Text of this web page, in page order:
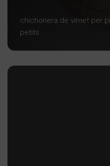
chichonera de vimet per
petits